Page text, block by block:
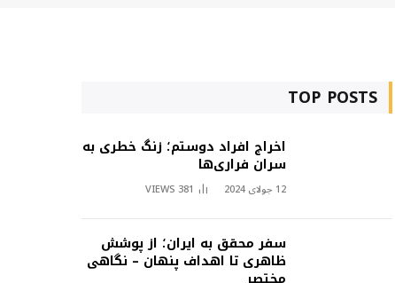
TOP POSTS
اخراج افراد دوستم؛ زنگ خطری به
سران فراری‌ها
12 جولای 2024 381
VIEWS
سفر محقق به ایران؛ از پوشش
ظاهری تا اهداف پنهان – نگاهی